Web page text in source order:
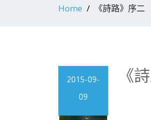
Home 《詩路》序二
2015-09-
09
《